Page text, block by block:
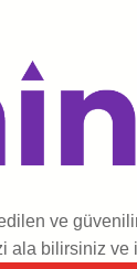
ve
ala bilirsiniz